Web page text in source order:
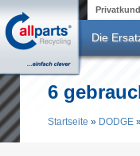
Die
6
Startseite » DODGE